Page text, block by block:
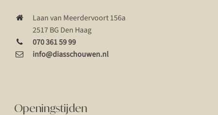
Laan van Meerdervoort 156a
2517 BG Den Haag
070 361 59 99
info@diasschouwen.nl
Openingstijden